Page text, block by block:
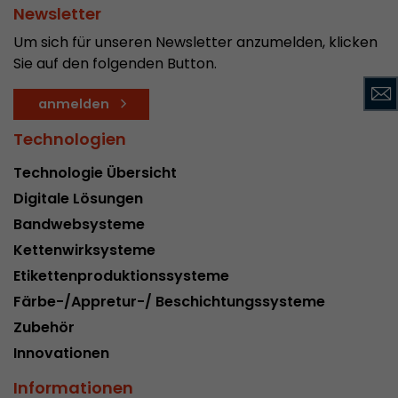
Newsletter
Um sich für unseren Newsletter anzumelden, klicken
Sie auf den folgenden Button.
anmelden
Technologien
Technologie Übersicht
Digitale Lösungen
Bandwebsysteme
Kettenwirksysteme
Etikettenproduktionssysteme
Färbe-/Appretur-/ Beschichtungssysteme
Zubehör
Innovationen
Informationen
Zweck
Besucherquellen Informationen des aktuellen
Informationen welche über Kampagnen
übergeben wurden. Ebenfalls speichert dieses
Besucherquelle des letztes Besuches anderst
aktuelle. Wenn keine Informationen zur
werden können so wird das Cookie nicht
diesem Wege kann Google Analytics
Conversions und E-Commerce Transaktionen
Besucherquelle zuordnen. Das Cookie enthält
Informationen über vergangene
Name _ga
Provider https://analytics.google.com
Laufzeit 2 Jahre
Registriert eine eindeutige ID, die verwendet